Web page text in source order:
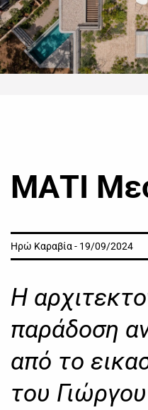
ΜΑΤΙ
Ηρώ Καραβία - 19/09/2024
Η
παράδοση
από το
του